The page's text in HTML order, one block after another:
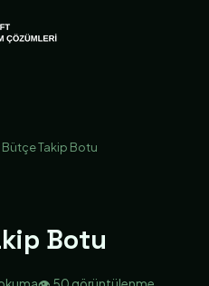
Bütçe Takip Botu
Botu